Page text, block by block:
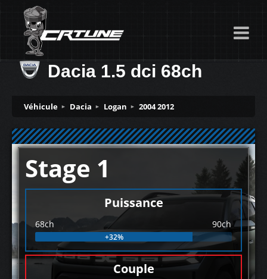
Dacia 1.5 dci 68ch
Véhicule Dacia Logan 2004 2012
Stage 1
Puissance
68ch 90ch
+32%
Couple